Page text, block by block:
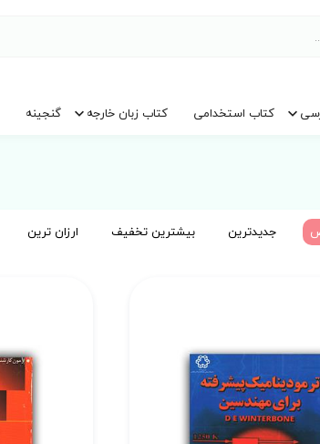
کتاب استخدامی کتاب زبان خارجه گنجینه
جدیدترین بیشترین تخفیف ارزان ترین